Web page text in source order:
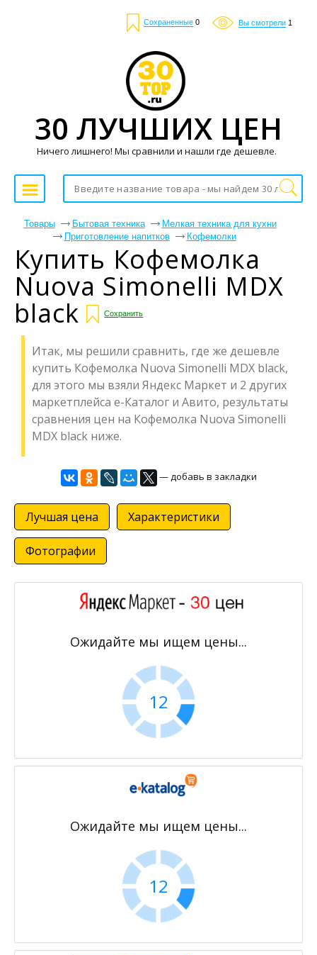
Сохраненные 0 Вы смотрели 1
Товары Бытовая техника
Мелкая техника для кухни
Приготовление напитков
Кофемолки
Купить Кофемолка
Nuova Simonelli MDX
black Сохранить
Итак, мы решили сравнить, где же дешевле
купить Кофемолка Nuova Simonelli MDX black,
для этого мы взяли Яндекс Маркет и 2 других
маркетплейса е-Каталог и Авито, результаты
сравнения цен на Кофемолка Nuova Simonelli
MDX black ниже.
— добавь в закладки
Лучшая цена Характеристики
Фотографии
Ожидайте мы ищем цены...
11
Ожидайте мы ищем цены...
11
30 ЛУЧШИХ ЦЕН
Ничего лишнего! Мы сравнили и нашли где дешевле.